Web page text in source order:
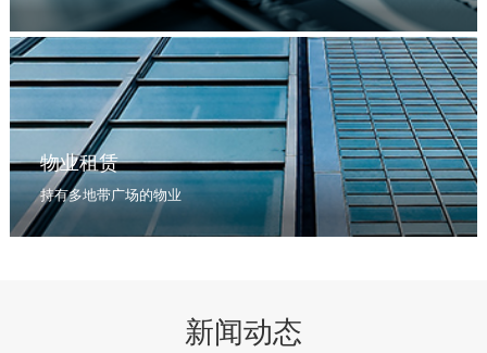
物业租赁
持有多地带广场的物业
新闻动态